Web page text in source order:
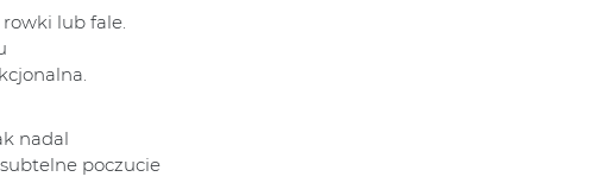
lub fale.
nadal
poczucie